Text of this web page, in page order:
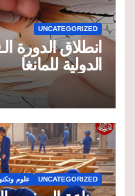
UNCATEGORIZED
الدولية للمانغا
UNCATEGORIZED علوم